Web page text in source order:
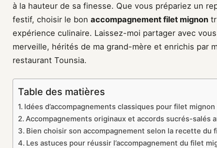
à la hauteur de sa finesse. Que vous prépariez un
festif, choisir le bon accompagnement filet mignon
expérience culinaire. Laissez-moi partager avec
merveille, hérités de ma grand-mère et enrichis par
restaurant Tounsia.
Table des matières
Idées d’accompagnements classiques pour filet mignon
Accompagnements originaux et accords sucrés-salés
Bien choisir son accompagnement selon la recette du
Les astuces pour réussir l’accompagnement du filet